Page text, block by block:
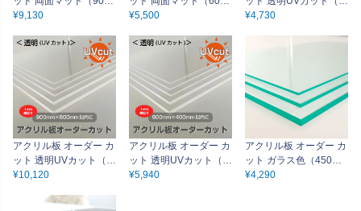
mm×600mm以内 1m
厚2mm/3mm/5mm 半透
明 カンナ＆糸面取り無
料サービス アクリルボ
ード
¥9,130
mm×400mm以内 1m
厚2mm/3mm/5mm 半透
明 カンナ＆糸面取り無
料サービス アクリルボ
ード
¥5,500
50mm×300mm以内 1
ビス アクリルボード ク
リア
¥4,730
アクリル板 オーダー カ
ット 透明UVカット（9
00mm×600mm以内 1
厚2mm/3mm/5mm カン
¥10,120
アクリル板 オーダー カ
ット 透明UVカット（6
00mm×400mm以内 1
¥5,940
アクリル板 オーダー カ
ット ガラス色（450mm
×300mm以内 1mm単
¥4,290